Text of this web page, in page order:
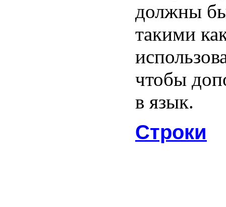
должны
такими
чтобы
в язык.
Строки